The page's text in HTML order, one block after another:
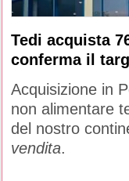
Tedi acquista
conferma il
Acquisizione in
non alimentare
del nostro
vendita.